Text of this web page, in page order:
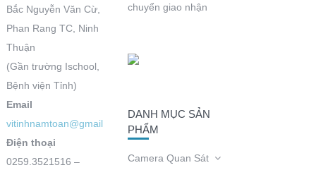
Bắc Nguyễn Văn Cừ,
Phan Rang TC, Ninh
Thuận
(Gần trường Ischool,
Bệnh viện Tỉnh)
Email
vitinhnamtoan@gmail.com
Điện thoại
0259.3521516 –
chuyển giao nhận
DANH MỤC SẢN
PHẨM
Camera Quan Sát